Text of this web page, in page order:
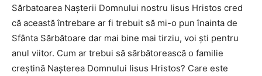
Sărbatoarea Naşterii Domnului nostru Iisus Hristos cred
că această întrebare ar fi trebuit să mi-o pun înainta de
Sfânta Sărbătoare dar mai bine mai tirziu, voi şti pentru
anul viitor. Cum ar trebui să sărbătorească o familie
creştină Naşterea Domnului Iisus Hristos? Care este